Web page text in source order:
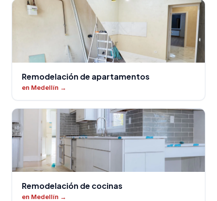
Remodelación de apartamentos
en Medellín →
Remodelación de cocinas
en Medellín →